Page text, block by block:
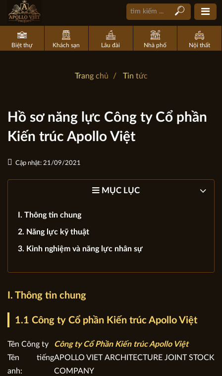
Biệt thự Khách sạn Lâu đài Nhà phố Nội thất
Trang chủ Tin tức
Hồ sơ năng lực Công ty Cổ phần
Kiến trúc Apollo Việt
Cập nhật: 21/09/2021
MỤC LỤC
I. Thông tin chung
2. Năng lực kỹ thuật
3. Kinh nghiệm và năng lực nhân sự
I. Thông tin chung
1.1 Công ty Cổ phần Kiến trúc Apollo Việt
Tên Công ty
Công ty Cổ Phần Kiến trúc Apollo Việt
Tên tiếng
anh:
APOLLO VIET ARCHITECTURE JOINT STOCK
COMPANY